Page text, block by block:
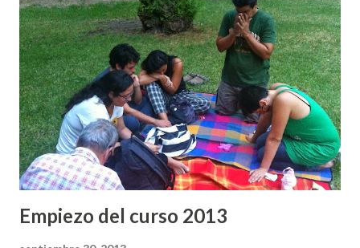
Empiezo del curso 2013